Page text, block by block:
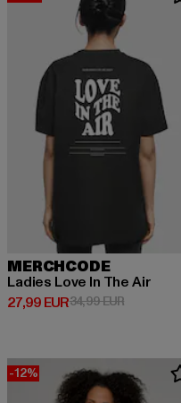
MERCHCODE
Ladies Love In The Air
27,99 EUR
Derzeitiger Preis: 27,99 EUR
34,99 EUR
-12%